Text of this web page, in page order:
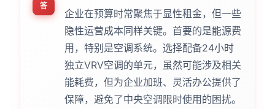
答
企业在预算时常聚焦于显性租金，但一些
隐性运营成本同样关键。首要的是能源费
用，特别是空调系统。选择配备24小时
独立VRV空调的单元，虽然可能涉及相关
能耗费，但为企业加班、灵活办公提供了
保障，避免了中央空调限时使用的困扰。